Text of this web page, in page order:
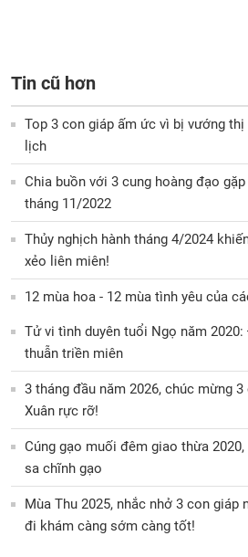
Tin cũ hơn
Top 3 con giáp ấm ức vì bị vướng
lịch
Chia buồn với 3 cung hoàng đạo
tháng 11/2022
Thủy nghịch hành tháng 4/2024
xẻo liên miên!
12 mùa hoa - 12 mùa tình yêu của
Tử vi tình duyên tuổi Ngọ năm
thuẫn triền miên
3 tháng đầu năm 2026, chúc mừng
Xuân rực rỡ!
Cúng gạo muối đêm giao thừa
sa chĩnh gạo
Mùa Thu 2025, nhắc nhở 3 con giáp
đi khám càng sớm càng tốt!